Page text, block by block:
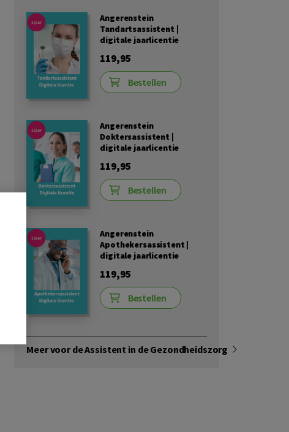
Angerenstein
Tandartsassistent |
digitale jaarlicentie
119,95
Bestellen
Angerenstein
Doktersassistent |
digitale jaarlicentie
119,95
Bestellen
Angerenstein
Apothekersassistent |
digitale jaarlicentie
119,95
Bestellen
Meer voor de Assistent in de Gezondheidszorg